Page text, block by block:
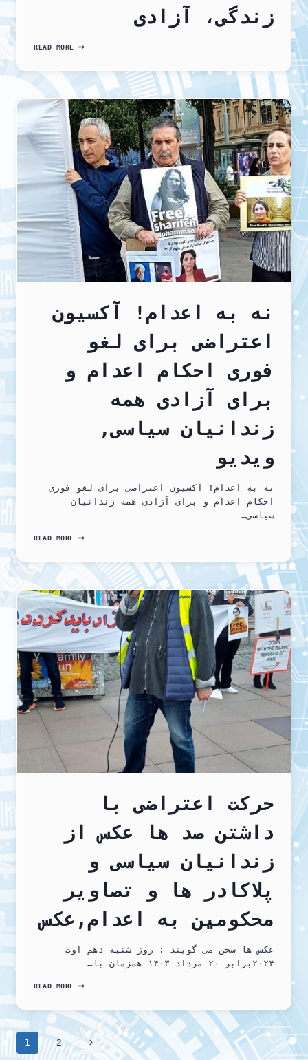
زندگی، آزادی
READ MOREدومین
حکومتی
ژینا
امینی
و
خیزش
انقلابی
زن،
زندگی،
آزادی
نه به اعدام! آکسیون
اعتراضی برای لغو
فوری احکام اعدام و
برای آزادی همه
زندانیان سیاسی,
ویدیو
نه به اعدام! آکسیون اعتراضی برای لغو فوری
احکام اعدام و برای آزادی همه زندانیان
سیاسی…
READ MOREنه
آکسیون
اعتراضی
برای
لغو
فوری
احکام
اعدام
و
برای
آزادی
همه
زندانیان
سیاسی,
حرکت اعتراضی با
داشتن صد ها عکس از
زندانیان سیاسی و
پلاکادر ها و تصاویر
محکومین به اعدام,عکس
عکس ها سخن می گویند : روز شنبه دهم اوت
۲۰۲۴برابر ۲۰ مرداد ۱۴۰۳ همزمان با…
READ MOREحرکت
داشتن
ها
عکس
Page
1 2
Next